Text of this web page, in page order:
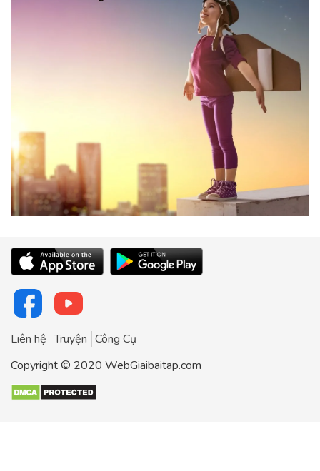
Liên hệ Truyện Công Cụ
Copyright © 2020 WebGiaibaitap.com